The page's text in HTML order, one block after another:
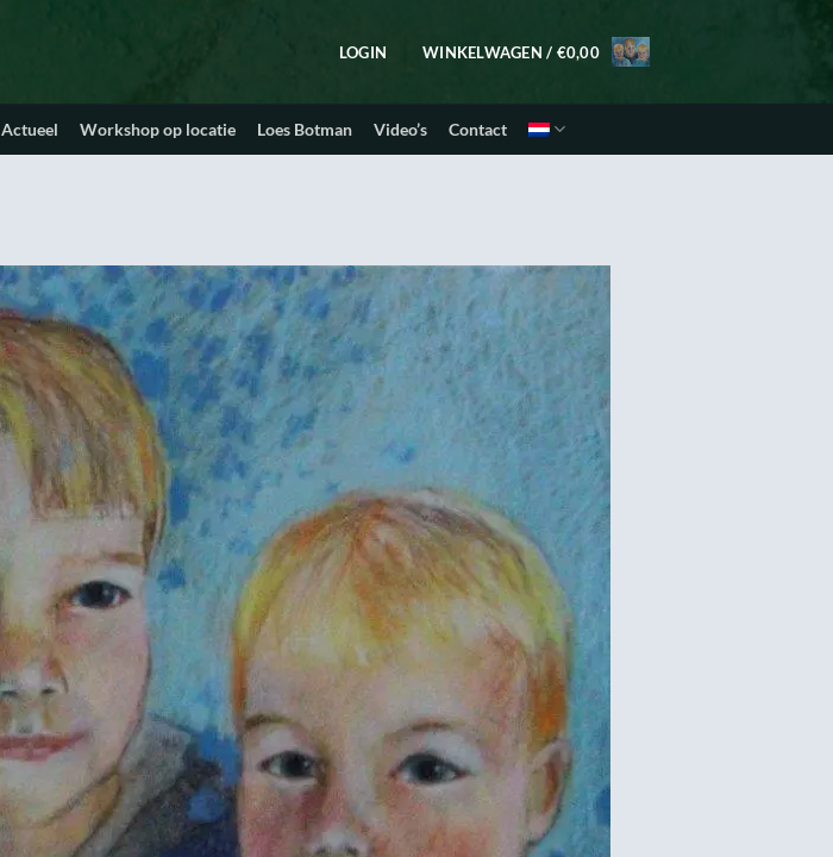
LOGIN WINKELWAGEN / €0,00
Actueel Workshop op locatie Loes Botman Video’s Contact